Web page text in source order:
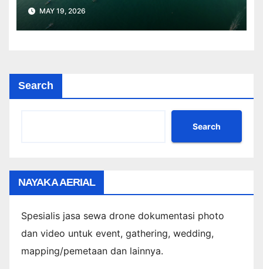
MAY 19, 2026
Search
Search
NAYAKA AERIAL
Spesialis jasa sewa drone dokumentasi photo
dan video untuk event, gathering, wedding,
mapping/pemetaan dan lainnya.